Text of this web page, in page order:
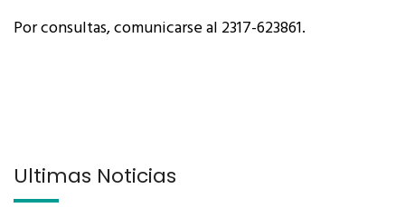
Por consultas, comunicarse al 2317-623861.
Últimas Noticias